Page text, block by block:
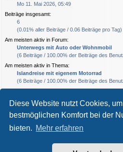
Diese Website nutzt Cookies,
bestmöglichen Komfort bei der
bieten. Mehr erfahren
Mo 11. Mai 2026, 05:49
Beiträge insgesamt:
6
(0.01% aller Beiträge / 0.06 Beiträge pro Tag)
Am meisten aktiv in Forum:
Unterwegs mit Auto oder Wohnmobil
(6 Beiträge / 100.00% der Beiträge des
Am meisten aktiv in Thema:
Islandreise mit eigenem Motorrad
(6 Beiträge / 100.00% der Beiträge des
Islandreise Portal Foren-Übersicht
Powered byphpBB® Forum